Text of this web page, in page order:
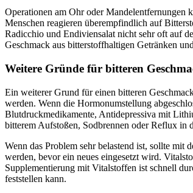
Operationen am Ohr oder Mandelentfernungen
Menschen reagieren überempfindlich auf
Radicchio und Endiviensalat nicht sehr oft auf
Geschmack aus bitterstoffhaltigen Getränken
Weitere Gründe für bitteren
Ein weiterer Grund für einen bitteren
werden. Wenn die Hormonumstellung
Blutdruckmedikamente, Antidepressiva mit
bitterem Aufstoßen, Sodbrennen oder Reflux in
Wenn das Problem sehr belastend ist, sollte mit
werden, bevor ein neues eingesetzt wird.
Supplementierung mit Vitalstoffen ist schnell
feststellen kann.